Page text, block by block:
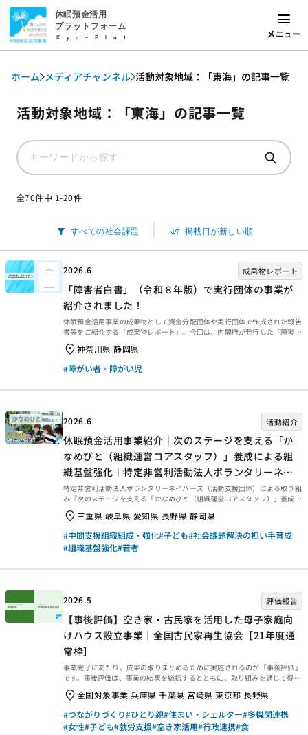
休眠預金活用
プラットフォーム
Kyu-Plat メニュー
ホーム メディアチャンネル 活動対象地域：「東海」の記事一覧
活動対象地域：「東海」の記事一覧
全70件中 1-20件
2026.6 成果物レポート
「障害者白書」（令和８年版）で実行団体の事業が
紹介されました！
休眠預金活用事業の成果物として資金分配団体や実行団体で作成された報告
書等をご紹介する「成果物レポート」。今回は、内閣府が発行した「障害者
白書」（令和８年版）の中で、実行団体の事業の概要が掲載されましたの
で、その掲載箇所について紹介します。 障害者白書とは？ 障害者白書は、
障害者基本法（昭和45年法律第84号）第13条に基づき、平成6年から政府
が毎年国会に提出する「障害者のために講じた施策の概況に関する報告書」
神奈川県 静岡県
#障がい者・障がい児
2026.6 活動紹介
休眠預金活用事業紹介｜次のステージを支える「か
なめびと（組織運営コアスタッフ）」養成による組
織基盤強化｜特定非営利活動法人ボランタリーネイ
バーズ
特定非営利活動法人ボランタリーネイバーズ（活動支援団体）による取り組
み『次のステージを支える「かなめびと（組織運営コアスタッフ）」養成に
よる組織基盤強化』の動画をご紹介します。
三重県 岐阜県 愛知県 長野県 静岡県
#中間支援組織組成・強化#子ども#社会課題解決の担い手育成
#組織基盤強化#若者
2026.5 評価報告
【事後評価】空き家・古民家を活用した母子家庭向
けハウス設立事業｜全国古民家再生協会［21年度通
常枠］
事業完了にあたり、成果の取りまとめるために実施されるのが「事後評価」
です。事後評価は、事業の結果を総括するとともに、取り組みを通じて得ら
れた学びを今後に生かせるよう、提言や知見・教訓を整理するために行われ
ます。今回は、2025年3月末に事業完了した2021年度通常枠【空き家・古
民家を活用した母子家庭向けハウス設立事業｜全国古民家再生協会［21年
度通常枠］】の事後評価報告書をご紹介します。ぜひご覧ください。 事業概
要等 事業概要などは、以下のページからご覧ください。 事後評価報告 事後
全国対象事業 兵庫県 千葉県 宮崎県 東京都 長野県
#つながりづくり#ひとり親#住まい・シェルター#多機関連携
#女性#子ども#就労支援#空き家活用#行政連携#食